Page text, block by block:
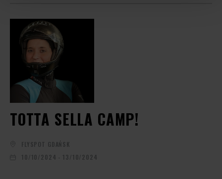
TOTTA SELLA CAMP!
FLYSPOT GDAŃSK
10/10/2024 - 13/10/2024